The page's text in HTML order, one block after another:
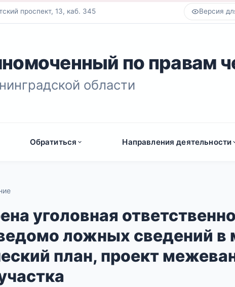
проспект, 13, каб. 345 Версия
по правам
области
Обратиться Направления деятельности
уголовная
ложных сведений в
план, проект